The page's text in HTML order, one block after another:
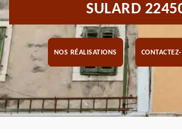
SULARD
NOS RÉALISATIONS